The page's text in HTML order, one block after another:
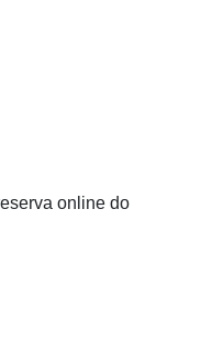
online do